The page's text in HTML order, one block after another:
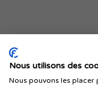
Nous utilisons des
Nous pouvons les placer